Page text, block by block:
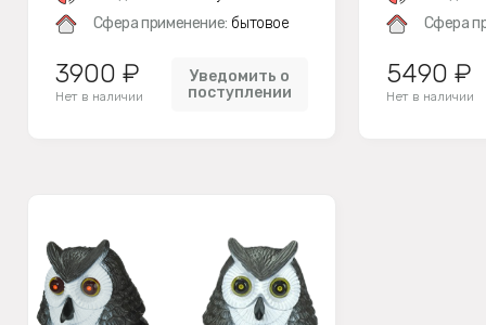
Сфера применение: бытовое
3900 ₽
Нет в наличии
Уведомить о
поступлении
Сфера
5490 ₽
Нет в наличии